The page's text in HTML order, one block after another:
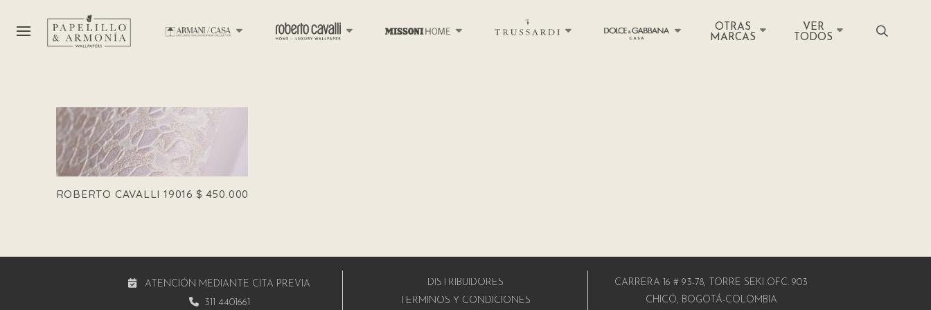
OTRAS
MARCAS
VER
TODOS
ROBERTO CAVALLI 19016 $ 450.000
ATENCIÓN MEDIANTE CITA PREVIA
311 4401661
DISTRIBUIDORES
TÉRMINOS Y CONDICIONES
CARRERA 16 # 93-78, TORRE SEKI OFC. 903
CHICÓ, BOGOTÁ-COLOMBIA